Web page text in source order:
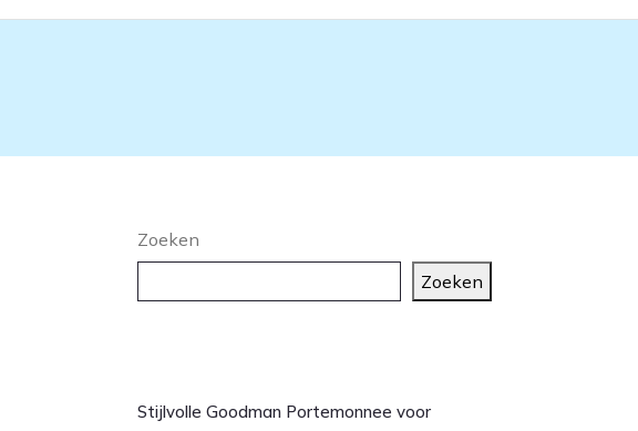
Zoeken
Zoeken
Stijlvolle Goodman Portemonnee voor